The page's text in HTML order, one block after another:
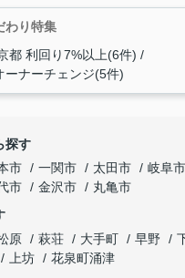
わり特集
都 利回り7%以上(6件)
ナーチェンジ(5件)
探す
市 一関市 太田市 岐阜市
市 金沢市
丸亀市
原 萩荘 大手町 早野
上坊
花泉町涌津